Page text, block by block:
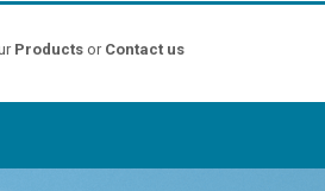
Productsor Contact us